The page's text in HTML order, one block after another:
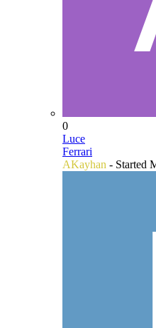
0
Luce
Ferrari
AKayhan - Started